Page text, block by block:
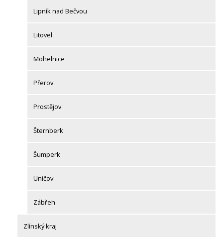
Lipník nad Bečvou
Litovel
Mohelnice
Přerov
Prostějov
Šternberk
Šumperk
Uničov
Zábřeh
Zlínský kraj